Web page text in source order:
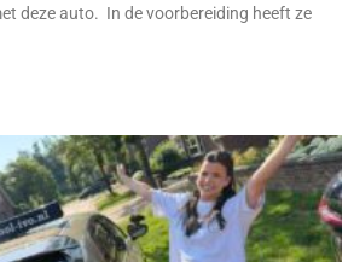
deze auto. In de voorbereiding heeft ze